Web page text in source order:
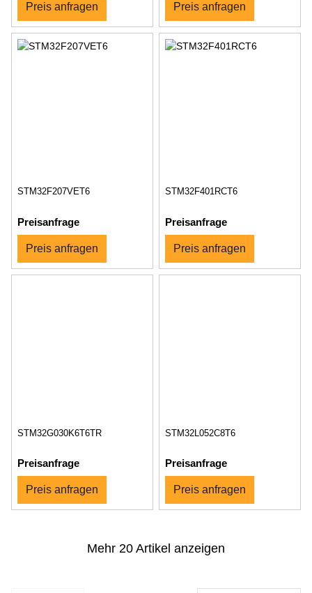
Preis anfragen Preis anfragen
STM32F207VET6
Preisanfrage
Preis anfragen
STM32F401RCT6
Preisanfrage
Preis anfragen
STM32G030K6T6TR
Preisanfrage
Preis anfragen
STM32L052C8T6
Preisanfrage
Preis anfragen
Mehr 20 Artikel anzeigen